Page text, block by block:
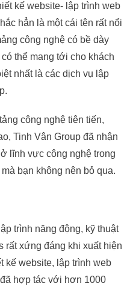
kế website- lập trình web
hẳn là một cái tên rất nổi
công nghệ có bề dày
thể mang tới cho khách
nhất là các dịch vụ lập
công nghệ tiên tiến,
Tinh Vân Group đã nhận
lĩnh vực công nghệ trong
bạn không nên bỏ qua.
trình năng động, kỹ thuật
rất xứng đáng khi xuất hiện
kế website, lập trình web
hợp tác với hơn 1000